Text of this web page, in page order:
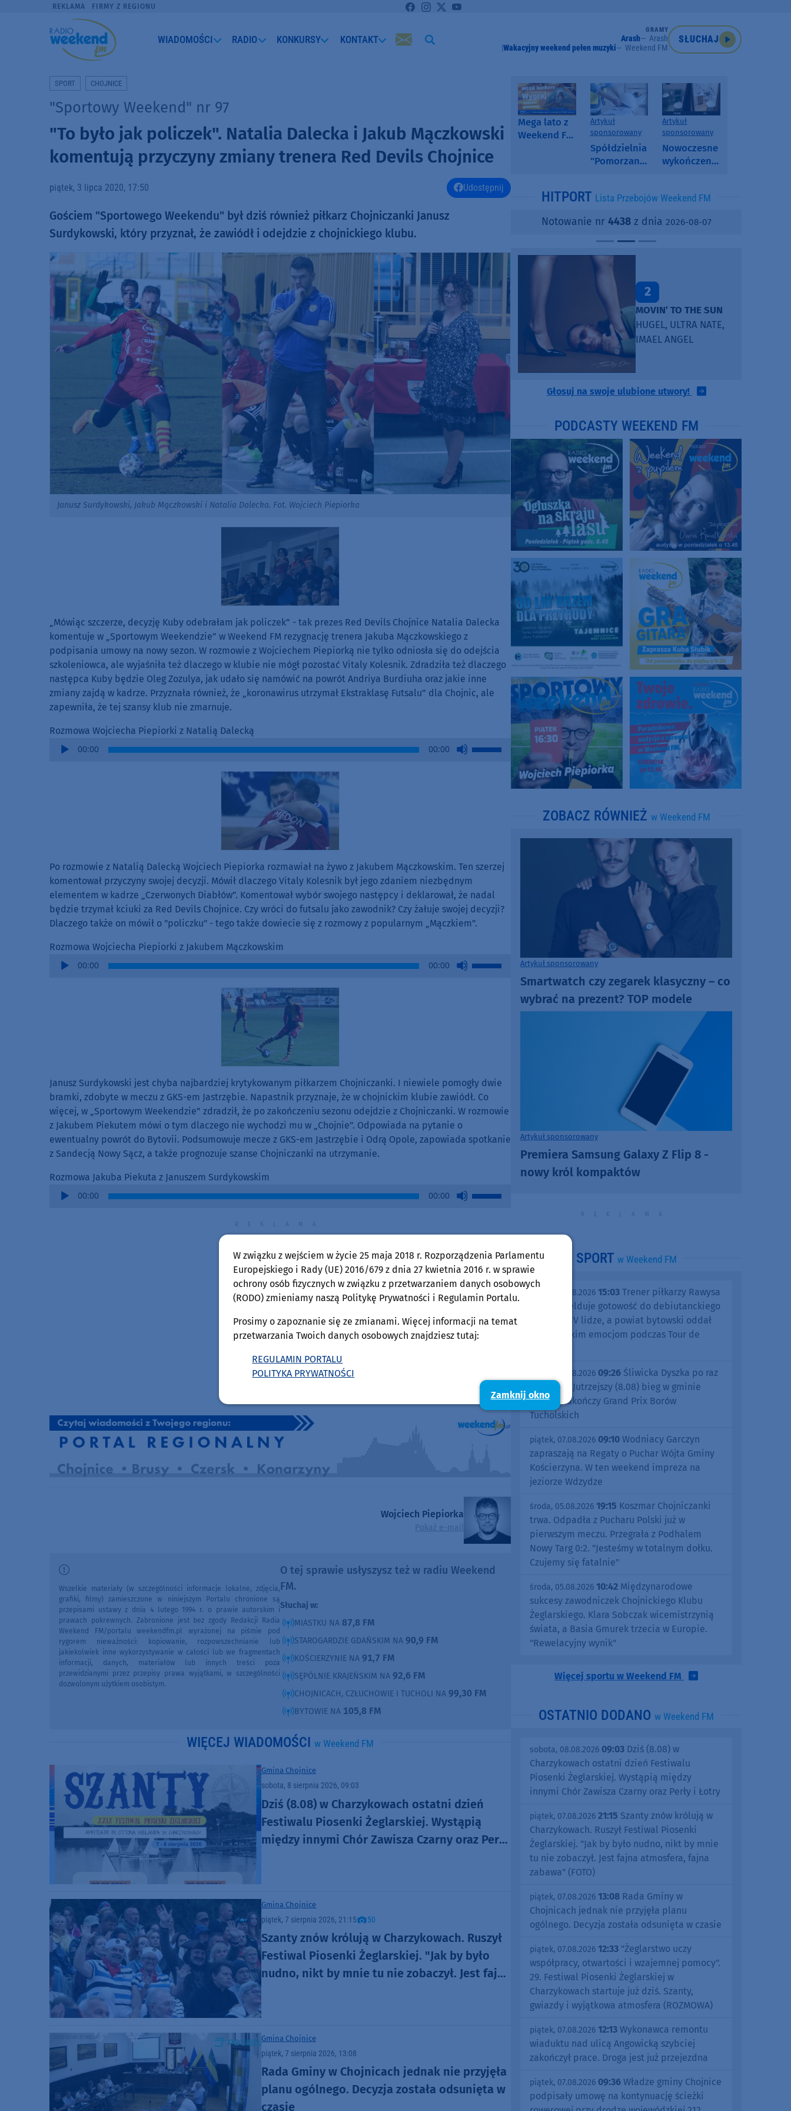
REKLAMA FIRMY Z REGIONU
WIADOMOŚCI RADIO KONKURSY KONTAKT
GRAMY
Arash
Arash
Wakacyjny weekend pełen muzyki
Weekend FM
SŁUCHAJ
SPORT CHOJNICE
"Sportowy Weekend" nr 97
"To było jak policzek". Natalia Dalecka i Jakub Mączkowski
komentują przyczyny zmiany trenera Red Devils Chojnice
piątek, 3 lipca 2020, 17:50 Udostępnij
Gościem "Sportowego Weekendu" był dziś również piłkarz Chojniczanki Janusz
Surdykowski, który przyznał, że zawiódł i odejdzie z chojnickiego klubu.
Janusz Surdykowski, Jakub Mączkowski i Natalia Dalecka. Fot. Wojciech Piepiorka
„Mówiąc szczerze, decyzję Kuby odebrałam jak policzek” - tak prezes Red Devils Chojnice Natalia Dalecka
komentuje w „Sportowym Weekendzie” w Weekend FM rezygnację trenera Jakuba Mączkowskiego z
podpisania umowy na nowy sezon. W rozmowie z Wojciechem Piepiorką nie tylko odniosła się do odejścia
szkoleniowca, ale wyjaśniła też dlaczego w klubie nie mógł pozostać Vitaly Kolesnik. Zdradziła też dlaczego
następca Kuby będzie Oleg Zozulya, jak udało się namówić na powrót Andriya Burdiuha oraz jakie inne
zmiany zajdą w kadrze. Przyznała również, że „koronawirus utrzymał Ekstraklasę Futsalu” dla Chojnic, ale
zapewniła, że tej szansy klub nie zmarnuje.
Rozmowa Wojciecha Piepiorki z Natalią Dalecką
Audio
00:00 00:00
Use
Po rozmowie z Natalią Dalecką Wojciech Piepiorka rozmawiał na żywo z Jakubem Mączkowskim. Ten szerzej
komentował przyczyny swojej decyzji. Mówił dlaczego Vitaly Kolesnik był jego zdaniem niezbędnym
elementem w kadrze „Czerwonych Diabłów”. Komentował wybór swojego następcy i deklarował, że nadal
będzie trzymał kciuki za Red Devils Chojnice. Czy wróci do futsalu jako zawodnik? Czy żałuje swojej decyzji?
Dlaczego także on mówił o "policzku" - tego także dowiecie się z rozmowy z popularnym „Mączkiem”.
Rozmowa Wojciecha Piepiorki z Jakubem Mączkowskim
Audio
00:00 00:00
Use
Janusz Surdykowski jest chyba najbardziej krytykowanym piłkarzem Chojniczanki. I niewiele pomogły dwie
bramki, zdobyte w meczu z GKS-em Jastrzębie. Napastnik przyznaje, że w chojnickim klubie zawiódł. Co
więcej, w „Sportowym Weekendzie” zdradził, że po zakończeniu sezonu odejdzie z Chojniczanki. W rozmowie
z Jakubem Piekutem mówi o tym dlaczego nie wychodzi mu w „Chojnie”. Odpowiada na pytanie o
ewentualny powrót do Bytovii. Podsumowuje mecze z GKS-em Jastrzębie i Odrą Opole, zapowiada spotkanie
z Sandecją Nowy Sącz, a także prognozuje szanse Chojniczanki na utrzymanie.
Rozmowa Jakuba Piekuta z Januszem Surdykowskim
Audio
00:00 00:00
Use
keys
increase
or
decrease
volume.
Wojciech Piepiorka
Pokaż e-mail
O tej sprawie usłyszysz też w radiu Weekend
FM.
Słuchaj w:
MIASTKU NA 87,8 FM
STAROGARDZIE GDAŃSKIM NA 90,9 FM
KOŚCIERZYNIE NA 91,7 FM
SĘPÓLNIE KRAJEŃSKIM NA 92,6 FM
CHOJNICACH, CZŁUCHOWIE I TUCHOLI NA 99,30 FM
BYTOWIE NA 105,8 FM
Wszelkie materiały (w szczególności informacje lokalne, zdjęcia,
grafiki, filmy) zamieszczone w niniejszym Portalu chronione są
przepisami ustawy z dnia 4 lutego 1994 r. o prawie autorskim i
prawach pokrewnych. Zabronione jest bez zgody Redakcji Radia
Weekend FM/portalu weekendfm.pl wyrażonej na piśmie pod
rygorem nieważności: kopiowanie, rozpowszechnianie lub
jakiekolwiek inne wykorzystywanie w całości lub we fragmentach
informacji, danych, materiałów lub innych treści poza
przewidzianymi przez przepisy prawa wyjątkami, w szczególności
dozwolonym użytkiem osobistym.
WIĘCEJ WIADOMOŚCI w Weekend FM
Gmina Chojnice
sobota, 8 sierpnia 2026, 09:03
Dziś (8.08) w Charzykowach ostatni dzień
Festiwalu Piosenki Żeglarskiej. Wystąpią
między innymi Chór Zawisza Czarny oraz Perły
Gmina Chojnice
piątek, 7 sierpnia 2026, 21:15 50
Szanty znów królują w Charzykowach. Ruszył
Festiwal Piosenki Żeglarskiej. "Jak by było
nudno, nikt by mnie tu nie zobaczył. Jest fajna
Gmina Chojnice
piątek, 7 sierpnia 2026, 13:08
Rada Gminy w Chojnicach jednak nie przyjęła
planu ogólnego. Decyzja została odsunięta w
czasie
Mega lato z
Weekend FM
Artykuł
sponsorowany
Spółdzielnia
"Pomorzanka"
informuje o
i ofertach
najmu
Artykuł
sponsorowany
Nowoczesne
wykończenia
SPC, WPC i
kamienny
HITPORT Lista Przebojów Weekend FM
Notowanie nr 4438z dnia 2026-08-07
2
MOVIN’ TO THE SUN
HUGEL, ULTRA NATE,
IMAEL ANGEL
Głosuj na swoje ulubione utwory!
PODCASTY WEEKEND FM
ZOBACZ RÓWNIEŻ w Weekend FM
Artykuł sponsorowany
Smartwatch czy zegarek klasyczny – co
wybrać na prezent? TOP modele
Artykuł sponsorowany
Premiera Samsung Galaxy Z Flip 8 -
nowy król kompaktów
SPORT w Weekend FM
piątek, 07.08.2026 15:03 Trener piłkarzy Rawysa
Raciąż melduje gotowość do debiutanckiego
sezonu w IV lidze, a powiat bytowski oddał
się kolarskim emocjom podczas Tour de
piątek, 07.08.2026 09:26 Śliwicka Dyszka po raz
dziesiąty. Jutrzejszy (8.08) bieg w gminie
Śliwice zakończy Grand Prix Borów
Tucholskich
piątek, 07.08.2026 09:10 Wodniacy Garczyn
zapraszają na Regaty o Puchar Wójta Gminy
Kościerzyna. W ten weekend impreza na
jeziorze Wdzydze
środa, 05.08.2026 19:15 Koszmar Chojniczanki
trwa. Odpadła z Pucharu Polski już w
pierwszym meczu. Przegrała z Podhalem
Nowy Targ 0:2. "Jesteśmy w totalnym dołku.
Czujemy się fatalnie"
środa, 05.08.2026 10:42 Międzynarodowe
sukcesy zawodniczek Chojnickiego Klubu
Żeglarskiego. Klara Sobczak wicemistrzynią
świata, a Basia Gmurek trzecia w Europie.
"Rewelacyjny wynik"
Więcej sportu w Weekend FM
OSTATNIO DODANO w Weekend FM
sobota, 08.08.2026 09:03 Dziś (8.08) w
Charzykowach ostatni dzień Festiwalu
Piosenki Żeglarskiej. Wystąpią między
innymi Chór Zawisza Czarny oraz Perły i Łotry
piątek, 07.08.2026 21:15 Szanty znów królują w
Charzykowach. Ruszył Festiwal Piosenki
Żeglarskiej. "Jak by było nudno, nikt by mnie
tu nie zobaczył. Jest fajna atmosfera, fajna
zabawa" (FOTO)
piątek, 07.08.2026 13:08 Rada Gminy w
Chojnicach jednak nie przyjęła planu
ogólnego. Decyzja została odsunięta w czasie
piątek, 07.08.2026 12:33 "Żeglarstwo uczy
współpracy, otwartości i wzajemnej pomocy".
29. Festiwal Piosenki Żeglarskiej w
Charzykowach startuje już dziś. Szanty,
gwiazdy i wyjątkowa atmosfera (ROZMOWA)
piątek, 07.08.2026 12:13 Wykonawca remontu
wiaduktu nad ulicą Angowicką szybciej
zakończył prace. Droga jest już przejezdna
piątek, 07.08.2026 09:36 Władze gminy Chojnice
podpisały umowę na kontynuację ścieżki
W związku z wejściem w życie 25 maja 2018 r. Rozporządzenia Parlamentu
Europejskiego i Rady (UE) 2016/679 z dnia 27 kwietnia 2016 r. w sprawie
ochrony osób fizycznych w związku z przetwarzaniem danych osobowych
(RODO) zmieniamy naszą Politykę Prywatności i Regulamin Portalu.
Prosimy o zapoznanie się ze zmianami. Więcej informacji na temat
przetwarzania Twoich danych osobowych znajdziesz tutaj:
REGULAMIN PORTALU
POLITYKA PRYWATNOŚCI
Zamknij okno